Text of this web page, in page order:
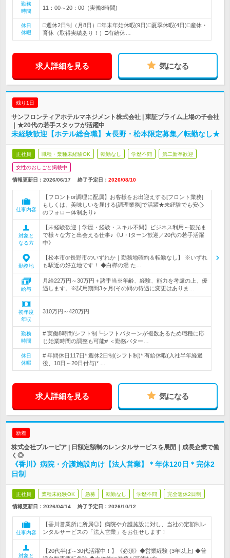
勤務
時間
11：00～20：00（実働8時間)
休日
休暇
□週休2日制（月8日）□年末年始休暇(9日)□夏季休暇(4日)□産休・
育休（取得実績あり！）□有給休…
求人詳細を見る 気になる
残り1日
サンフロンティアホテルマネジメント株式会社 | 東証プライム上場の子会社
｜★20代の若手スタッフが活躍中
未経験歓迎【ホテル総合職】★長野・松本限定募集／転勤なし★
正社員 職種・業種未経験OK 転勤なし 学歴不問 第二新卒歓迎
女性のおしごと掲載中
情報更新日：2026/06/17 終了予定日： 2026/08/10
仕事内容
【フロントor調理に配属】お客様をお出迎えする[フロント業務]
もしくは、美味しいを届ける[調理業務]で活躍★未経験でも安心
のフォロー体制あり♪
対象と
なる方
【未経験歓迎｜学歴・経験・スキル不問】ビジネス利用～観光ま
で様々な方と出会える仕事♪《U・Iターン歓迎／20代の若手活躍
中》
勤務地
【松本市or長野市のいずれか｜勤務地確約＆転勤なし】 ※いずれ
も駅近の好立地です！ ◆白樺の湯 た…
給与
月給22万円～30万円＋諸手当※年齢、経験、能力を考慮の上、優
遇します。※試用期間3ヶ月(その間の待遇に変更はありま…
初年度
年収
310万円～420万円
勤務
時間
# 実働8時間/シフト制┗シフトパターンが複数あるため職種に応
じ始業時間の調整も可能# ＜勤務パター…
休日
休暇
# 年間休日117日* 週休2日制(シフト制)* 有給休暇(入社半年経過
後、10日～20日付与)* …
求人詳細を見る 気になる
新着
株式会社ブルーピア | 日額定額制のレンタルサービスを展開｜成長企業で働
く◎
《香川》病院・介護施設向け【法人営業】＊年休120日＊完休2
日制
正社員 業種未経験OK 急募 転勤なし 学歴不問 完全週休2日制
情報更新日：2026/04/14 終了予定日： 2026/10/12
仕事内容
【香川営業所に所属◎】病院や介護施設に対し、当社の定額制レ
ンタルサービスの「法人営業」をお任せします！
対象と
【20代半ば～30代活躍中！】《必須》◆営業経験 (3年以上) ◆普